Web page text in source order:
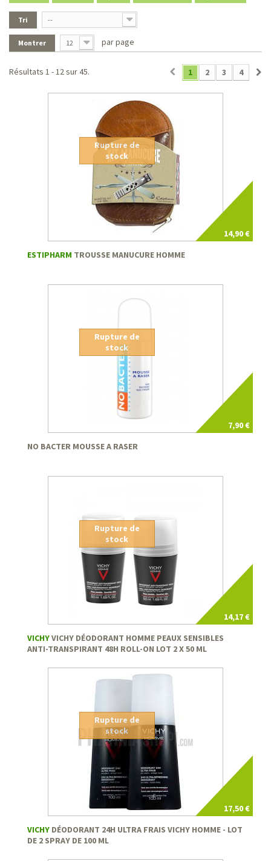
Tri --
Montrer 12 par page
1 2 3 4
Résultats 1 - 12 sur 45.
14,90 €
Rupture de
stock
ESTIPHARM TROUSSE MANUCURE HOMME
7,90 €
Rupture de
stock
NO BACTER MOUSSE A RASER
14,17 €
Rupture de
stock
VICHYVICHY DÉODORANT HOMME PEAUX SENSIBLES
ANTI-TRANSPIRANT 48H ROLL-ON LOT 2 X 50 ML
17,50 €
Rupture de
stock
VICHY DÉODORANT 24H ULTRA FRAIS VICHY HOMME - LOT
DE 2 SPRAY DE 100 ML